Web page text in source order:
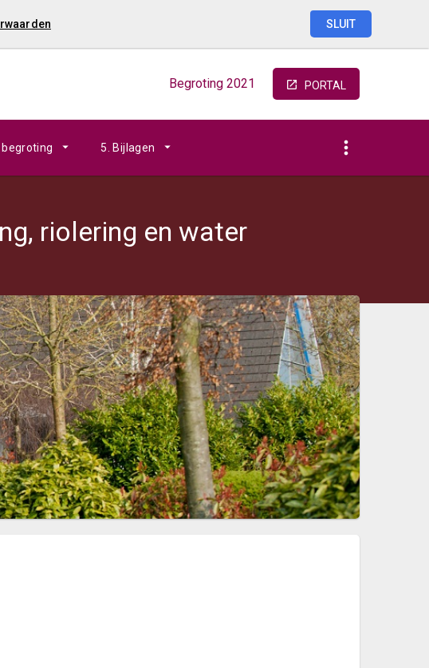
Begroting 2021 PORTAL
begroting 5. Bijlagen
riolering en water
SLUIT